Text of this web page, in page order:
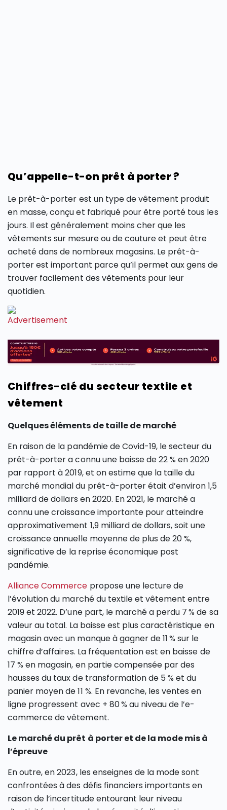
Qu’appelle-t-on prêt à porter ?
Le prêt-à-porter est un type de vêtement produit
en masse, conçu et fabriqué pour être porté tous les
jours. Il est généralement moins cher que les
vêtements sur mesure ou de couture et peut être
acheté dans de nombreux magasins. Le prêt-à-
porter est important parce qu’il permet aux gens de
trouver facilement des vêtements pour leur
quotidien.
Chiffres-clé du secteur textile et
vêtement
Quelques éléments de taille de marché
En raison de la pandémie de Covid-19, le secteur du
prêt-à-porter a connu une baisse de 22 % en 2020
par rapport à 2019, et on estime que la taille du
marché mondial du prêt-à-porter était d’environ 1,5
milliard de dollars en 2020. En 2021, le marché a
connu une croissance importante pour atteindre
approximativement 1,9 milliard de dollars, soit une
croissance annuelle moyenne de plus de 20 %,
significative de la reprise économique post
pandémie.
Alliance Commerce propose une lecture de
l’évolution du marché du textile et vêtement entre
2019 et 2022. D’une part, le marché a perdu 7 % de sa
valeur au total. La baisse est plus caractéristique en
magasin avec un manque à gagner de 11 % sur le
chiffre d’affaires. La fréquentation est en baisse de
17 % en magasin, en partie compensée par des
hausses du taux de transformation de 5 % et du
panier moyen de 11 %. En revanche, les ventes en
ligne progressent avec + 80 % au niveau de l’e-
commerce de vêtement.
Le marché du prêt à porter et de la mode mis à
l’épreuve
En outre, en 2023, les enseignes de la mode sont
confrontées à des défis financiers importants en
raison de l’incertitude entourant leur niveau